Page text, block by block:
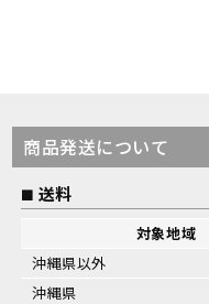
商品発送について
送料
対象地域
沖縄県以外
沖縄県